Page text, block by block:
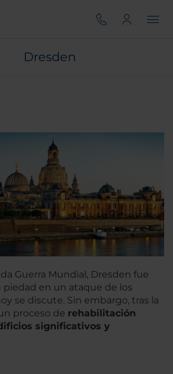
Dresden
Guerra Mundial, Dresden fue
piedad en un ataque de los
se discute. Sin embargo, tras la
proceso de rehabilitación
significativos y